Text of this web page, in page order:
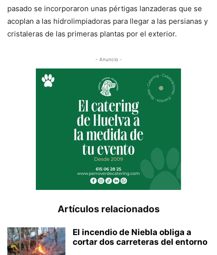
pasado se incorporaron unas pértigas lanzaderas que se
acoplan a las hidrolimpiadoras para llegar a las persianas y
cristaleras de las primeras plantas por el exterior.
- Anuncio -
Artículos relacionados
El incendio de Niebla obliga a
cortar dos carreteras del entorno